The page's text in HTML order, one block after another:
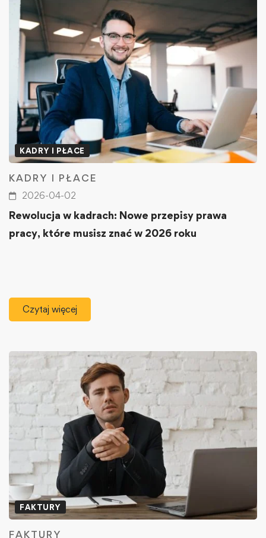
KADRY I PŁACE
KADRY I PŁACE
2026-04-02
Rewolucja w kadrach: Nowe przepisy prawa
pracy, które musisz znać w 2026 roku
Czytaj więcej
FAKTURY
FAKTURY